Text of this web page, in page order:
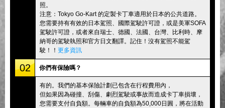
東京 澀谷分店
東京 淺草 大阪
沖繩
照。
注意：Tokyo Go-Kart 的定製卡丁車適用於日本的公共道路。
您需要持有有效的日本駕照、國際駕駛許可證，或是美軍SOFA
駕駛許可證，或者來自瑞士、德國、法國、台灣、比利時、摩
納哥的駕駛執照和官方日文翻譯。記住！沒有駕照不能駕
駛！！ 更多資訊
02 你們有保險嗎？
有的。我們的基本保險計劃已包含在行程費用內，
但如果因為碰撞、刮傷、劇烈駕駛或事故而造成卡丁車損壞，
您需要支付自負額。每輛車的自負額為50,000日圓，將在活動